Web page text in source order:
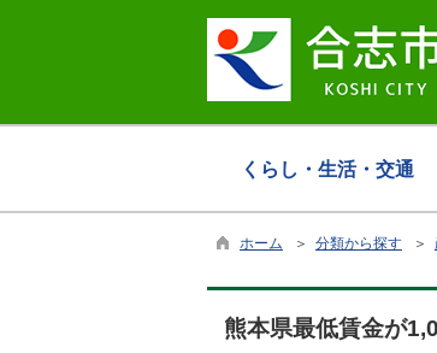
くらし・生活・交通
ホーム ＞ 分類から探す ＞
熊本県最低賃金が